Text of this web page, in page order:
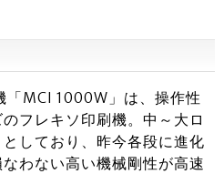
「MCI 1000W」は、操作性
フレキソ印刷機。中～大ロ
しており、昨今各段に進化
わない高い機械剛性が高速